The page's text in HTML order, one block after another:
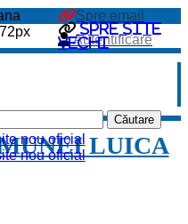
Spre site
vechi
Spre email
Autentificare
LUICA